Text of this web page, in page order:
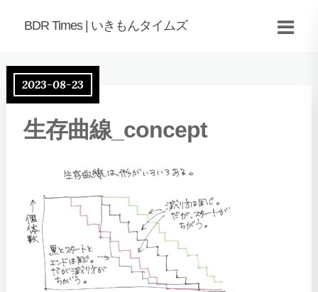
BDR Times | いきもんタイムズ
2023-08-23
生存曲線_concept